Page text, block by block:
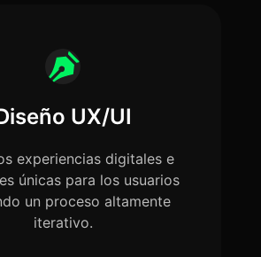
UX/UI
experiencias digitales e
únicas para los usuarios
un proceso altamente
iterativo.